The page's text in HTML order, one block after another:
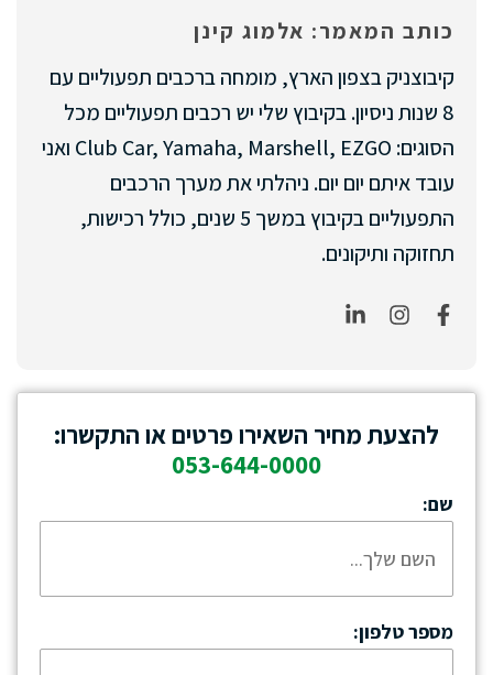
כותב המאמר: אלמוג קינן
קיבוצניק בצפון הארץ, מומחה ברכבים תפעוליים עם
8 שנות ניסיון. בקיבוץ שלי יש רכבים תפעוליים מכל
הסוגים: Club Car, Yamaha, Marshell, EZGO ואני
עובד איתם יום יום. ניהלתי את מערך הרכבים
התפעוליים בקיבוץ במשך 5 שנים, כולל רכישות,
תחזוקה ותיקונים.
להצעת מחיר השאירו פרטים או התקשרו:
053-644-0000
שם:
מספר טלפון: